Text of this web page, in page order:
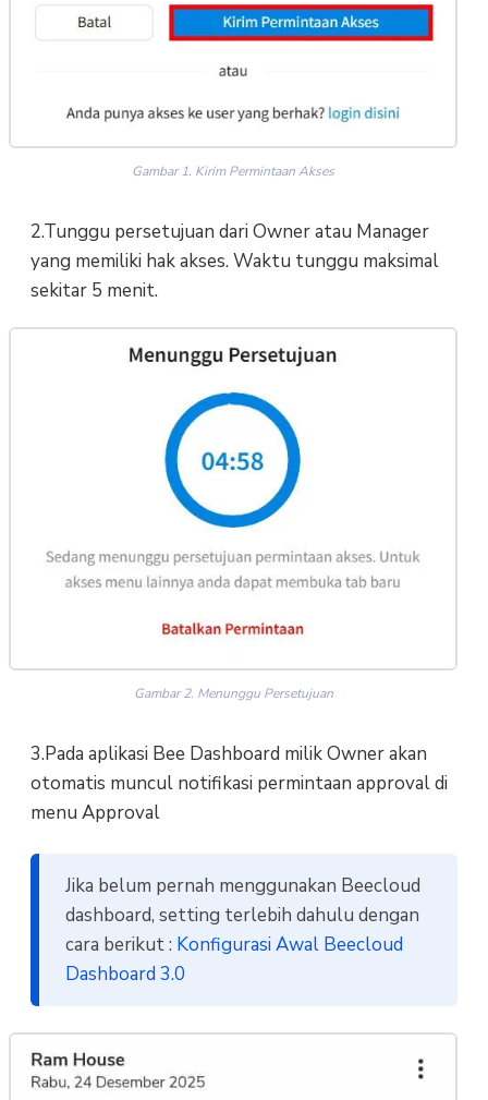
Gambar 1. Kirim Permintaan Akses
2.Tunggu persetujuan dari Owner atau Manager
yang memiliki hak akses. Waktu tunggu maksimal
sekitar 5 menit.
Gambar 2. Menunggu Persetujuan
3.Pada aplikasi Bee Dashboard milik Owner akan
otomatis muncul notifikasi permintaan approval di
menu Approval
Jika belum pernah menggunakan Beecloud
dashboard, setting terlebih dahulu dengan
cara berikut : Konfigurasi Awal Beecloud
Dashboard 3.0